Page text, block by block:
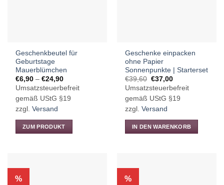
gewählt
werden
gewählt
werden
Geschenkbeutel für
Geburtstage
Mauerblümchen
€6,90 –€24,90Preisspanne:
€6,90
bis
€24,90
Umsatzsteuerbefreit
gemäß UStG §19
zzgl.Versand
ZUM PRODUKT
mehrere
Varianten
Geschenke einpacken
ohne Papier
Sonnenpunkte | Starterset
€39,60 Ursprünglicher
Preis
war:
€39,60
€37,00Aktueller
Preis
ist:
€37,00.
Umsatzsteuerbefreit
gemäß UStG §19
zzgl.Versand
IN DEN WARENKORB
% %